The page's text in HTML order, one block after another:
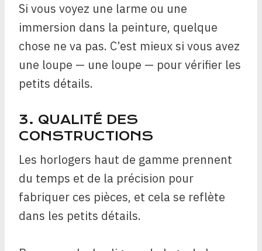
Si vous voyez une larme ou une
immersion dans la peinture, quelque
chose ne va pas. C’est mieux si vous avez
une loupe — une loupe — pour vérifier les
petits détails.
3. QUALITÉ DES
CONSTRUCTIONS
Les horlogers haut de gamme prennent
du temps et de la précision pour
fabriquer ces pièces, et cela se reflète
dans les petits détails.